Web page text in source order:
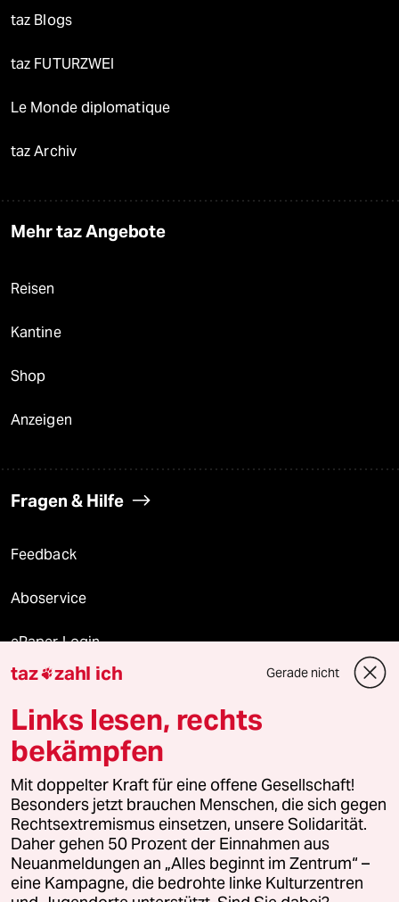
taz Blogs
taz FUTURZWEI
Le Monde diplomatique
taz Archiv
Mehr taz Angebote
Reisen
Kantine
Shop
Anzeigen
Fragen & Hilfe
Feedback
Aboservice
ePaper Login
Downloads für Abonnierende
© 2026 taz Verlags und Vertriebs GmbH
Alle Rechte vorbehalten. Bei rechtlichen Fragen oder für Genehmigungen
wenden Sie sich bitte an
lizenzen@taz.de
Feedback Redaktionsstatut Kommune-Richtlinien
Leitlinie Informant Datenschutz Impressum AGB
taz zahl ich Gerade nicht
Links lesen, rechts
bekämpfen
Mit doppelter Kraft für eine offene Gesellschaft!
Besonders jetzt brauchen Menschen, die sich gegen
Rechtsextremismus einsetzen, unsere Solidarität.
Daher gehen 50 Prozent der Einnahmen aus
Neuanmeldungen an „Alles beginnt im Zentrum“ –
eine Kampagne, die bedrohte linke Kulturzentren